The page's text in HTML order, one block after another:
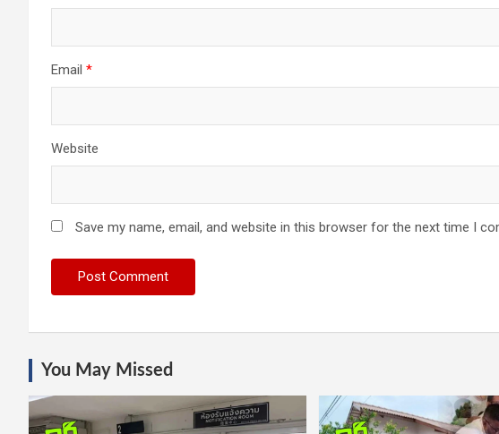
Email *
Website
Save my name, email, and website in this browser for the next time I
You May Missed